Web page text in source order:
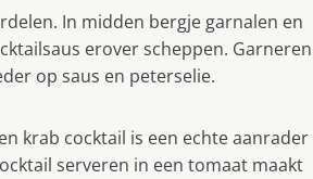
In midden bergje garnalen en
erover scheppen. Garneren
op saus en peterselie.
krab cocktail is een echte aanrader
serveren in een tomaat maakt